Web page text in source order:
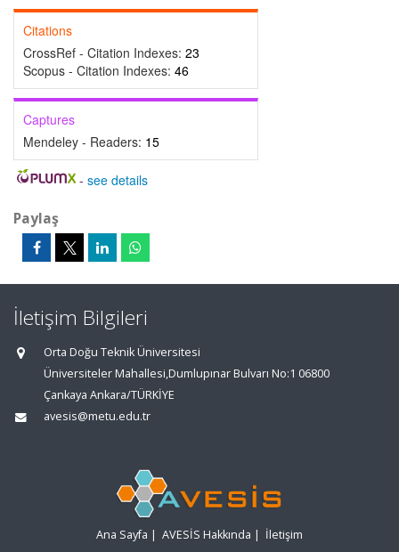
Citations
CrossRef - Citation Indexes: 23
Scopus - Citation Indexes: 46
Captures
Mendeley - Readers: 15
- see details
Paylaş
İletişim Bilgileri
Orta Doğu Teknik Üniversitesi
Üniversiteler Mahallesi,Dumlupınar Bulvarı No:1 06800
Çankaya Ankara/TÜRKİYE
avesis@metu.edu.tr
Ana Sayfa | AVESİS Hakkında | İletişim